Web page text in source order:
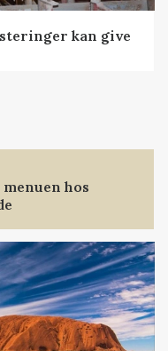
kan give
hos